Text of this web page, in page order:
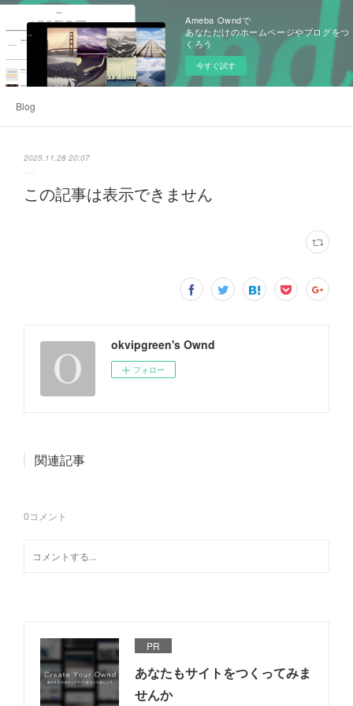
Ameba Owndで
あなただけのホームページやブログをつ
くろう
今すぐ試す
Blog
2025.11.28 20:07
この記事は表示できません
okvipgreen's Ownd
フォロー
関連記事
0コメント
PR
あなたもサイトをつくってみま
せんか